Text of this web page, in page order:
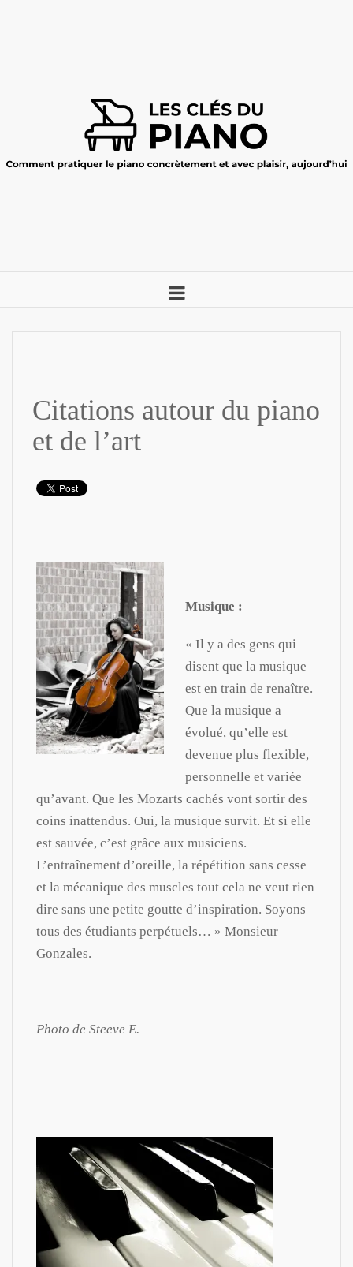
Citations autour du piano
et de l’art
Musique :
« Il y a des gens qui
disent que la musique
est en train de renaître.
Que la musique a
évolué, qu’elle est
devenue plus flexible,
personnelle et variée
qu’avant. Que les Mozarts cachés vont sortir des
coins inattendus. Oui, la musique survit. Et si elle
est sauvée, c’est grâce aux musiciens.
L’entraînement d’oreille, la répétition sans cesse
et la mécanique des muscles tout cela ne veut rien
dire sans une petite goutte d’inspiration. Soyons
tous des étudiants perpétuels… » Monsieur
Gonzales.
Photo de Steeve E.